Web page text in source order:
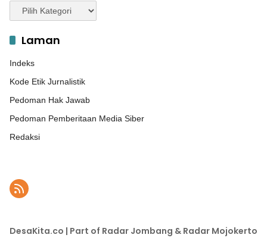
Kategori
Laman
Indeks
Kode Etik Jurnalistik
Pedoman Hak Jawab
Pedoman Pemberitaan Media Siber
Redaksi
DesaKita.co | Part of Radar Jombang & Radar Mojokerto